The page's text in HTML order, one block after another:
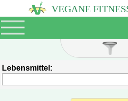
VEGANE
Lebensmittel: